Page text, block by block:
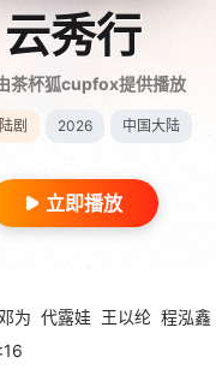
云秀行
茶杯狐cupfox提供播放
剧 2026 中国大陆
立即播放
为 代露娃 王以纶 程泓鑫